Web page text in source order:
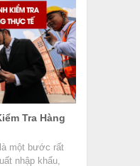
Tra Hàng
một bước rất
nhập khẩu,